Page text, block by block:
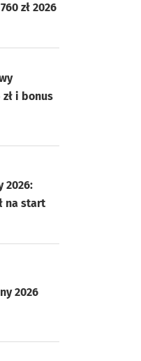
zł 2026
zł i bonus
2026:
na start
2026